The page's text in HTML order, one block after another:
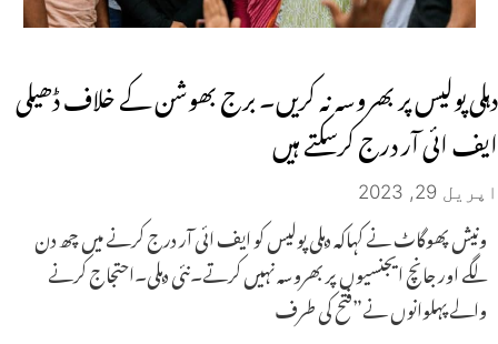
دہلی پولیس پر بھروسہ نہ کریں۔ برج بھوشن کے خلاف ڈھیلی
ایف ائی آر درج کرسکتے ہیں
اپریل 29, 2023
ونیش پھوگاٹ نے کہاکہ دہلی پولیس کو ایف ائی آر درج کرنے میں چھ دن
لگے اور جانچ ایجنسیوں پر بھروسہ نہیں کرتے۔نئی دہلی۔احتجاج کرنے
والے پہلوانوں نے”فتح کی طرف